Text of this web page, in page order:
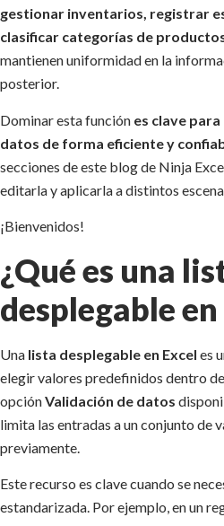
gestionar inventarios, registrar
clasificar categorías de
mantienen uniformidad en la
posterior.
Dominar esta función es clave
datos de forma eficiente y
secciones de este blog de Ninja
editarla y aplicarla a distintos
¡Bienvenidos!
¿Qué es una
desplegable en
Una lista desplegable en Excel es
elegir valores predefinidos dentro de
opciónValidación de datos
limita las entradas a un conjunto de
previamente.
Este recurso es clave cuando se
estandarizada. Por ejemplo, en un